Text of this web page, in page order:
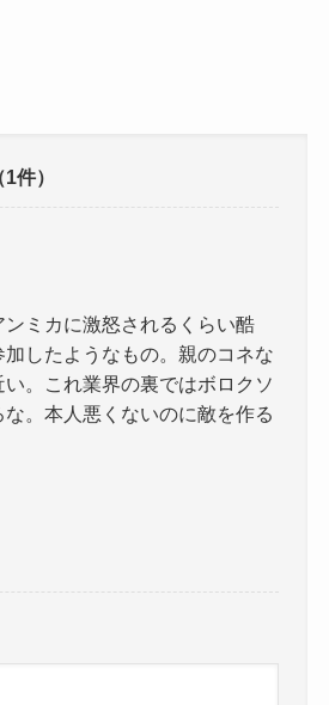
1件）
ミカに激怒されるくらい酷
したようなもの。親のコネな
。これ業界の裏ではボロクソ
。本人悪くないのに敵を作る